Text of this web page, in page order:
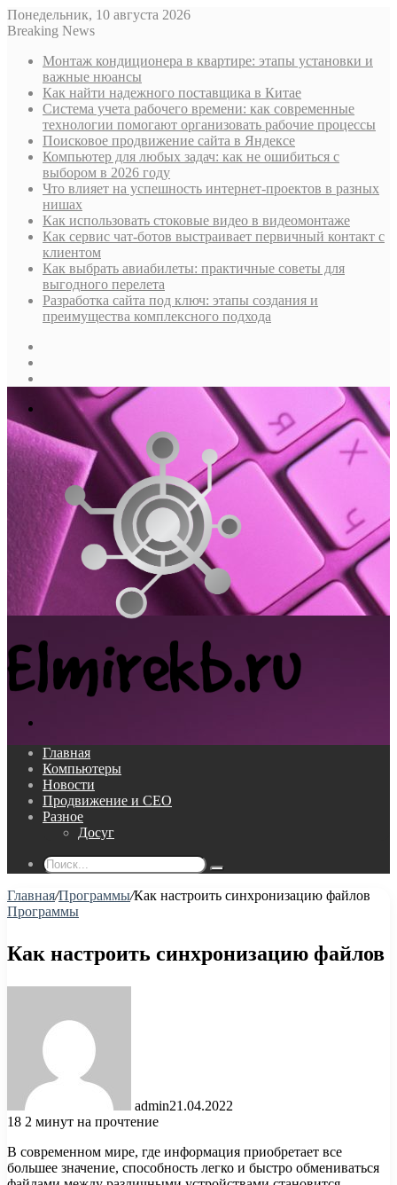
Понедельник, 10 августа 2026
Breaking News
Монтаж кондиционера в квартире: этапы установки и
важные нюансы
Как найти надежного поставщика в Китае
Система учета рабочего времени: как современные
технологии помогают организовать рабочие процессы
Поисковое продвижение сайта в Яндексе
Компьютер для любых задач: как не ошибиться с
выбором в 2026 году
Что влияет на успешность интернет-проектов в разных
нишах
Как использовать стоковые видео в видеомонтаже
Как сервис чат-ботов выстраивает первичный контакт с
клиентом
Как выбрать авиабилеты: практичные советы для
выгодного перелета
Разработка сайта под ключ: этапы создания и
преимущества комплексного подхода
Меню
Главная
Компьютеры
Новости
Продвижение и СЕО
Разное
Досуг
Поиск...
Главная/Программы/Как настроить синхронизацию файлов
Программы
Как настроить синхронизацию файлов
admin21.04.2022
18 2 минут на прочтение
В современном мире, где информация приобретает все
большее значение, способность легко и быстро обмениваться